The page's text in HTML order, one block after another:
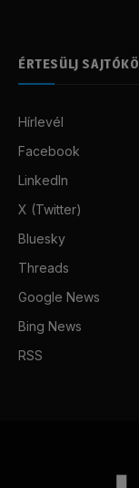
ÉRTESÜLJ
Hírlevél
Facebook
LinkedIn
X (Twitter)
Bluesky
Threads
Google News
Bing News
RSS